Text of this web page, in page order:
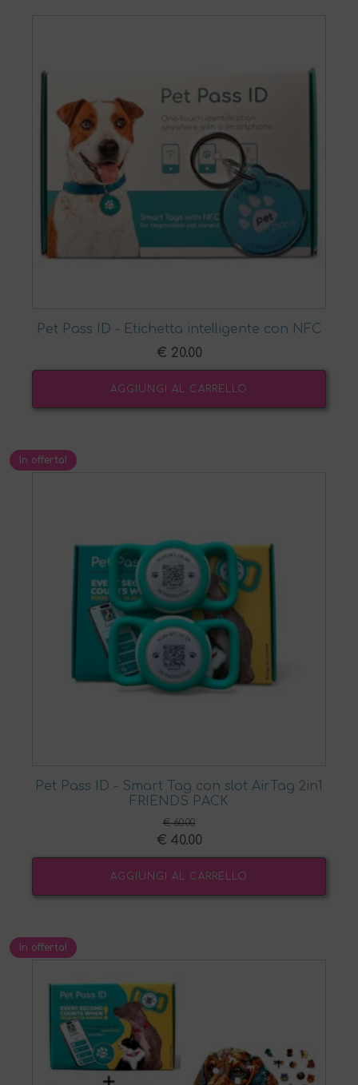
Pet Pass ID - Etichetta intelligente con NFC
€ 20.00
AGGIUNGI AL CARRELLO
In offerta!
Pet Pass ID - Smart Tag con slot AirTag 2in1
FRIENDS PACK
€60.00
Il
prezzo
originale
era:
€ 40.00Il
prezzo
attuale
è:
AGGIUNGI AL CARRELLO
In offerta!